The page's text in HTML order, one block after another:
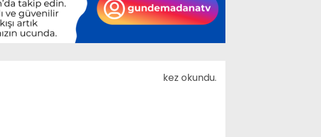
kez okundu.